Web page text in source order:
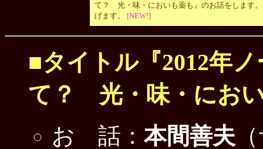
て？ 光・味・においも薬も』のお話をします
げます。 [NEW!]
■タイトル『2012年
て？ 光・味・にお
お 話：本間善夫